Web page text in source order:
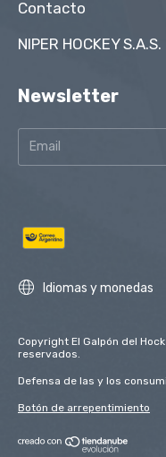
Contacto
NIPER HOCKEY S.A.S.
Newsletter
Idiomas y monedas
Copyright El Galpón del
reservados.
Defensa de las y los
Botón de arrepentimiento